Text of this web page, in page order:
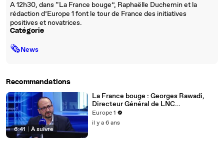
A 12h30, dans “La France bouge”, Raphaëlle Duchemin et la
rédaction d’Europe 1 font le tour de France des initiatives
positives et novatrices.
Catégorie
🗞News
Recommandations
6:41 À suivre
La France bouge : Georges Rawadi,
Directeur Général de LNC
Therapeutics
Europe 1
il y a 6 ans